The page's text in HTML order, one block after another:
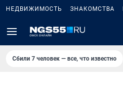
НЕДВИЖИМОСТЬ ЗНАКОМСТВА
Сбили 7 человек — все, что известно